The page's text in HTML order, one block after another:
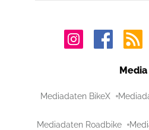
Media
Mediadaten BikeX
Mediadaten Roadbike